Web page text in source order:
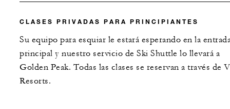
CLASES PRIVADAS PARA PRINCIPIANTES
Su equipo para esquiar le estará esperando en la
principal y nuestro servicio de Ski Shuttle lo llevará a
Golden Peak. Todas las clases se reservan a través de
Resorts.